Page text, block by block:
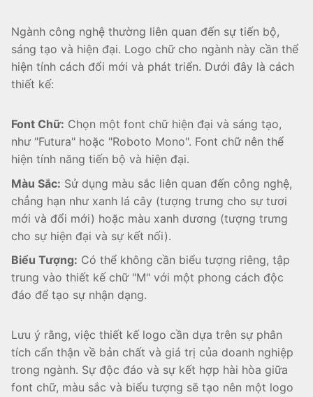
Ngành công nghệ thường liên quan đến sự tiến bộ,
sáng tạo và hiện đại. Logo chữ cho ngành này cần thể
hiện tính cách đổi mới và phát triển. Dưới đây là cách
thiết kế:
Font Chữ: Chọn một font chữ hiện đại và sáng tạo,
như "Futura" hoặc "Roboto Mono". Font chữ nên thể
hiện tính năng tiến bộ và hiện đại.
Màu Sắc: Sử dụng màu sắc liên quan đến công nghệ,
chẳng hạn như xanh lá cây (tượng trưng cho sự tươi
mới và đổi mới) hoặc màu xanh dương (tượng trưng
cho sự hiện đại và sự kết nối).
Biểu Tượng: Có thể không cần biểu tượng riêng, tập
trung vào thiết kế chữ "M" với một phong cách độc
đáo để tạo sự nhận dạng.
Lưu ý rằng, việc thiết kế logo cần dựa trên sự phân
tích cẩn thận về bản chất và giá trị của doanh nghiệp
trong ngành. Sự độc đáo và sự kết hợp hài hòa giữa
font chữ, màu sắc và biểu tượng sẽ tạo nên một logo